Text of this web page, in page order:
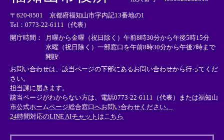
リ
ン
ク
＞
リ
ン
ク
＞
ン
ク
＞
〒620-8501 京都府福知山市字内記13番地の1
Tel：0773-22-6111（代表）
開庁時間： 月曜から金曜（祝日除く）午前8時30分から午後5時15分
水曜（祝日除く）一部窓口を午前8時30分から午後7時まで
開設
お問い合わせは、該当ページの下部にあるお問い合わせから行ってくだ
さい。
担当課に届きます。
該当ページがわからない方は、電話0773-22-6111（代表）または福知山
市公式ホームページ総合窓口へお問い合わせください。
24時間対応のLINE AIチャットはこちら
外